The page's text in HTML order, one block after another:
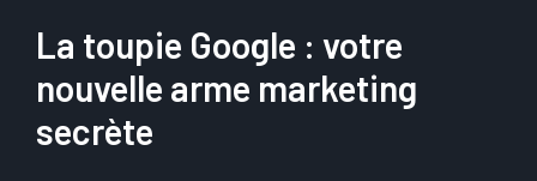
La toupie Google : votre
nouvelle arme marketing
secrète